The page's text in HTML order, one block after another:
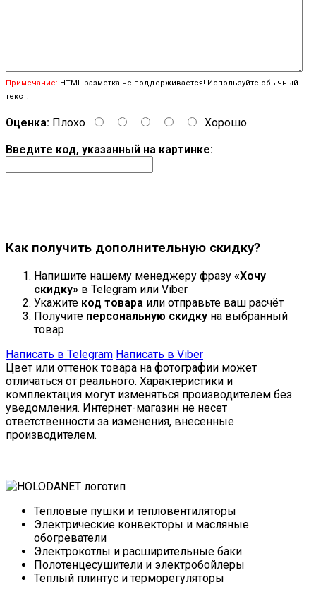
Примечание: HTML разметка не поддерживается! Используйте обычный
текст.
Оценка: Плохо
Хорошо
Введите код, указанный на картинке:
Как получить дополнительную скидку?
Напишите нашему менеджеру фразу «Хочу
скидку» в Telegram или Viber
Укажите код товара или отправьте ваш расчёт
Получите персональную скидку на выбранный
товар
Написать в Telegram Написать в Viber
Цвет или оттенок товара на фотографии может
отличаться от реального. Характеристики и
комплектация могут изменяться производителем без
уведомления. Интернет-магазин не несет
ответственности за изменения, внесенные
производителем.
Тепловые пушки и тепловентиляторы
Электрические конвекторы и масляные
обогреватели
Электрокотлы и расширительные баки
Полотенцесушители и электробойлеры
Теплый плинтус и терморегуляторы